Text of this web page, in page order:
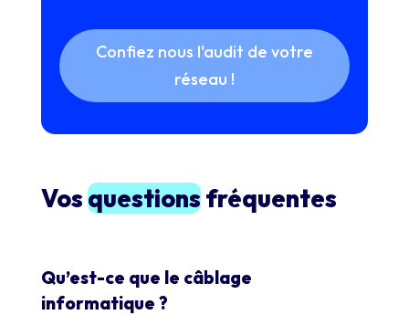
Confiez nous l'audit de votre
réseau !
Vosquestionsfréquentes
Qu’est-ce que le câblage
informatique ?